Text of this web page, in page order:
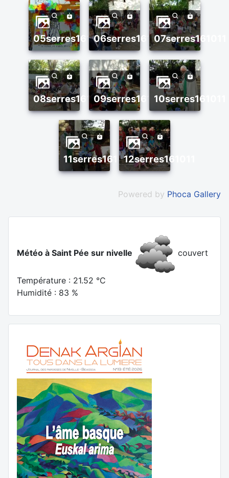
05serres16101106serres16101107serres161011
08serres16101109serres16101110serres161011
11serres16101112serres161011
Powered by Phoca Gallery
Météo à Saint Pée sur nivelle couvert
Température : 21.52 °C
Humidité : 83 %